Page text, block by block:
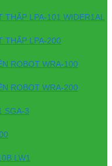
THẤP LPA-101 WIDER1AL
THẤP LPA-200
ROBOT WRA-100
ROBOT WRA-200
SGA-3
LW1